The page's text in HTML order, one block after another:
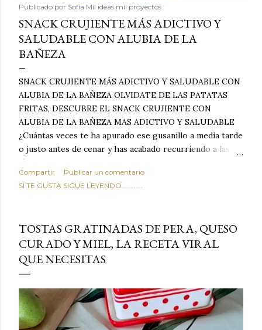
Publicado por Sofía Mil ideas mil proyectos
SNACK CRUJIENTE MÁS ADICTIVO Y
SALUDABLE CON ALUBIA DE LA
BAÑEZA
SNACK CRUJIENTE MÁS ADICTIVO Y SALUDABLE CON
ALUBIA DE LA BAÑEZA OLVIDATE DE LAS PATATAS
FRITAS, DESCUBRE EL SNACK CRUJIENTE CON
ALUBIA DE LA BAÑEZA MAS ADICTIVO Y SALUDABLE
¿Cuántas veces te ha apurado ese gusanillo a media tarde
o justo antes de cenar y has acabado recurriendo a las
típicas patatas de bolsa, frutos secos fritos o snacks
ultraprocesados llenos de grasas saturadas y sodio?
Todos hemos estado ahí. Sin embargo, cuidarse no tiene
satisface. Estas alubias crujientes al horno van a cambiar
por completo tu forma de ver las legumbres. Olvídate de
asociar las alubias únicamente a los guisos tradicionales y
humilde como la alubia de La Bañeza en un snack ligero,
dorado, cargado de proteína y 100% natural. Es el
sustituto perfecto a los frutos se...
Compartir
Publicar un comentario
SI TE GUSTA SIGUE LEYENDO............
TOSTAS GRATINADAS DE PERA, QUESO
CURADO Y MIEL, LA RECETA VIRAL
QUE NECESITAS